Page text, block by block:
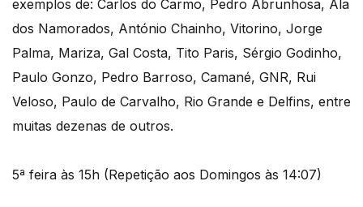
exemplos de: Carlos do Carmo, Pedro Abrunhosa, Ala
dos Namorados, António Chainho, Vitorino, Jorge
Palma, Mariza, Gal Costa, Tito Paris, Sérgio Godinho,
Paulo Gonzo, Pedro Barroso, Camané, GNR, Rui
Veloso, Paulo de Carvalho, Rio Grande e Delfins, entre
muitas dezenas de outros.
5ª feira às 15h (Repetição aos Domingos às 14:07)